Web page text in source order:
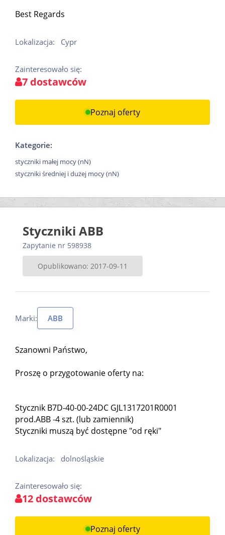
Best Regards
Lokalizacja: Cypr
Zainteresowało się:
7 dostawców
Poznaj oferty
Kategorie:
styczniki małej mocy (nN)
styczniki średniej i dużej mocy (nN)
Styczniki ABB
Zapytanie nr 598938
Opublikowano: 2017-09-11
Marki: ABB
Szanowni Państwo,
Proszę o przygotowanie oferty na:
Stycznik B7D-40-00-24DC GJL1317201R0001
prod.ABB -4 szt. (lub zamiennik)
Styczniki muszą być dostępne "od ręki"
Lokalizacja: dolnośląskie
Zainteresowało się:
12 dostawców
Poznaj oferty